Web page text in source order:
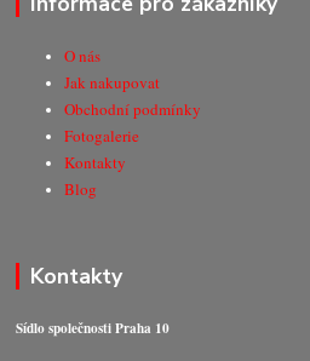
O nás
Jak nakupovat
Obchodní podmínky
Fotogalerie
Kontakty
Blog
Kontakty
Sídlo společnosti Praha 10